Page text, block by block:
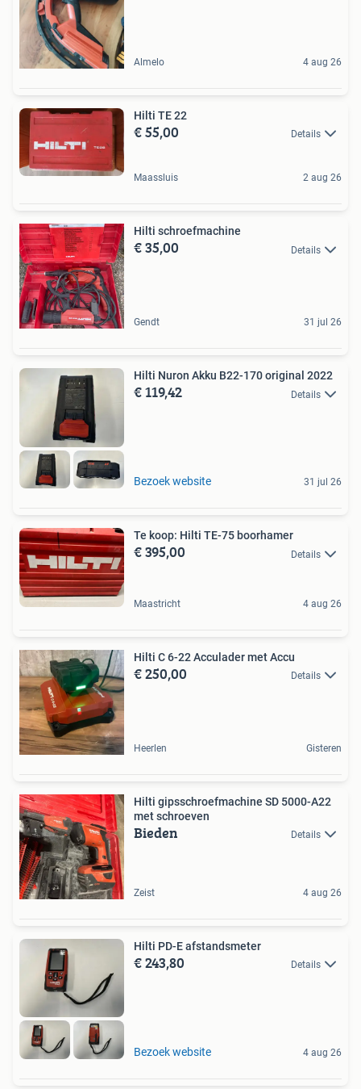
Almelo 4 aug 26
Hilti TE 22
€ 55,00 Details
Maassluis 2 aug 26
Hilti schroefmachine
€ 35,00 Details
Gendt 31 jul 26
Hilti Nuron Akku B22-170 original 2022
€ 119,42 Details
Bezoek website 31 jul 26
Te koop: Hilti TE-75 boorhamer
€ 395,00 Details
Maastricht 4 aug 26
Hilti C 6-22 Acculader met Accu
€ 250,00 Details
Heerlen Gisteren
Hilti gipsschroefmachine SD 5000-A22
met schroeven
Bieden Details
Zeist 4 aug 26
Hilti PD-E afstandsmeter
€ 243,80 Details
Bezoek website 4 aug 26